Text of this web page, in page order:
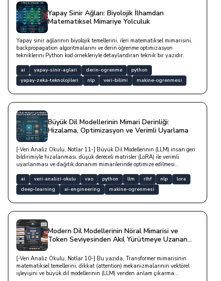
Yapay Sinir Ağları: Biyolojik İlhamdan
Matematiksel Mimariye Yolculuk
Yapay sinir ağlarının biyolojik temellerini, ileri matematiksel mimarisini,
backpropagation algoritmalarını ve derin öğrenme optimizasyon
tekniklerini Python kod örnekleriyle detaylandıran teknik bir yazıdır.
ai yapay-sinir-aglari derin-ogrenme
python
yapay-zeka-teknolojileri
nlp veri-bilimi makine-ogrenmesi
Büyük Dil Modellerinin Mimari Derinliği:
Hizalama, Optimizasyon ve Verimli Uyarlama
[-Veri Analiz Okulu, Notlar 11-] Büyük Dil Modellerinin (LLM) insan geri
bildirimiyle hizalanması, düşük dereceli matrisler (LoRA) ile verimli
uyarlanması ve dağıtık donanım mimarilerinde optimize edilmesi
ai veri-analizi-okulu vao python llm rlhf nlp
lora
deep-learning
ai-engineering makine-ogrenmesi
Modern Dil Modellerinin Nöral Mimarisi ve
Token Seviyesinden Akıl Yürütmeye Uzanan
[-Veri Analiz Okulu, Notlar 10-] Bu yazıda, Transformer mimarisinin
matematiksel temellerini, dikkat (attention) mekanizmalarının vektörel
işleyişini ve büyük dil modellerinin (LLM) veriden anlam çıkarma